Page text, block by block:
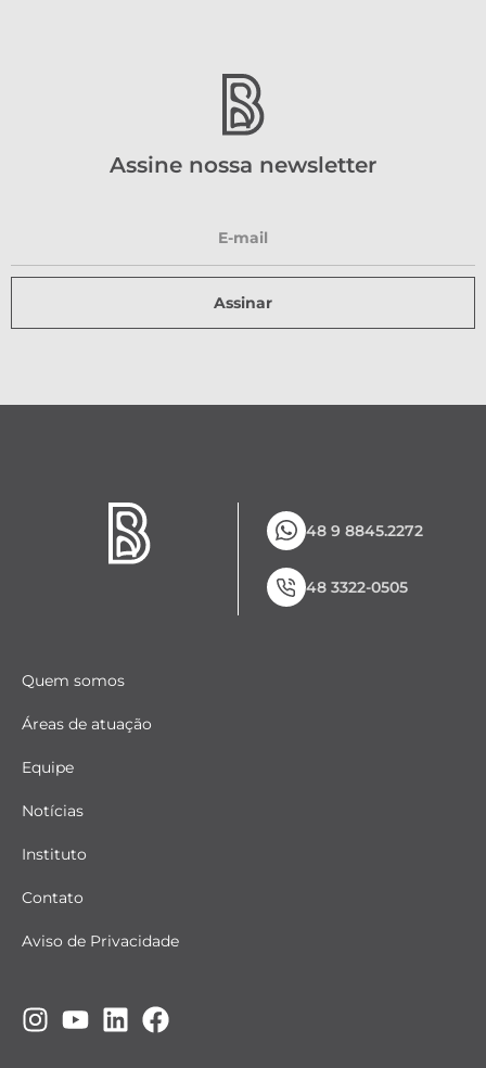
Assine nossa newsletter
Assinar
48 9 8845.2272
48 3322-0505
Quem somos
Áreas de atuação
Equipe
Notícias
Instituto
Contato
Aviso de Privacidade